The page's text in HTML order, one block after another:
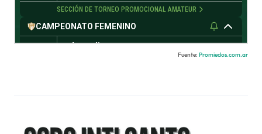
Fuente: Promiedos.com.ar